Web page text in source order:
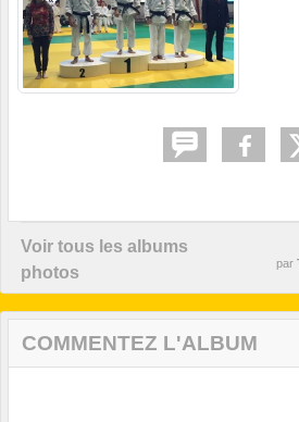
Voir tous les albums
photos
par
COMMENTEZ L'ALBUM